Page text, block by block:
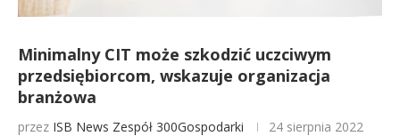
Minimalny CIT może szkodzić uczciwym
przedsiębiorcom, wskazuje organizacja
branżowa
przez ISB News Zespół 300Gospodarki 24 sierpnia 2022